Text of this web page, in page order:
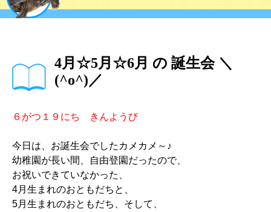
4月☆5月☆6月 の 誕生会 ＼
(^o^)／
６がつ１９にち きんようび
今日は、お誕生会でしたカメカメ～♪
幼稚園が長い間、自由登園だったので、
お祝いできていなかった、
4月生まれのおともだちと、
5月生まれのおともだち、そして、